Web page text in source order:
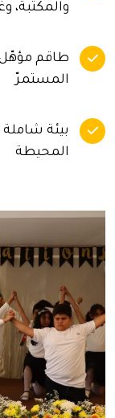
والمكتبة،
طاقم
المستمرّ
بيئة
المحيطة